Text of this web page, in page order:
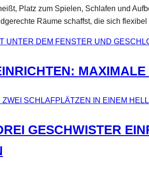
Platz zum Spielen, Schlafen und
Räume schaffst, die sich
GESCHWISTER